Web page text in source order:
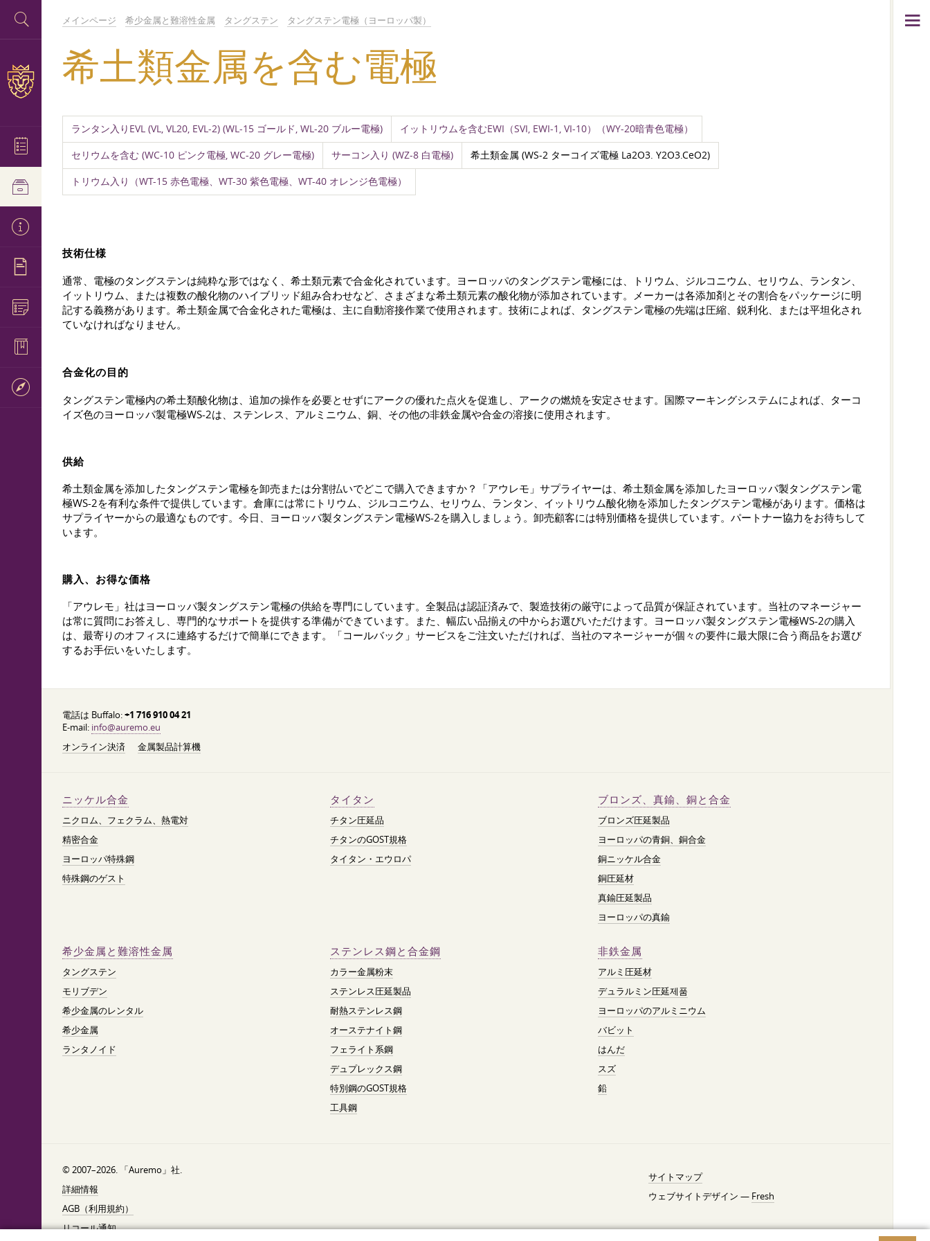
メインページ 希少金属と難溶性金属 タングステン タングステン電極（ヨーロッパ製）
希土類金属を含む電極
ランタン入りEVL (VL, VL20, EVL-2) (WL-15 ゴールド, WL-20 ブルー電極) イットリウムを含むEWI（SVI, EWI-1, VI-10）（WY-20暗青色電極）
セリウムを含む (WC-10 ピンク電極, WC-20 グレー電極) サーコン入り (WZ-8 白電極) 希土類金属 (WS-2 ターコイズ電極 La2O3. Y2O3.CeO2)
トリウム入り（WT-15 赤色電極、WT-30 紫色電極、WT-40 オレンジ色電極）
技術仕様
通常、電極のタングステンは純粋な形ではなく、希土類元素で合金化されています。ヨーロッパのタングステン電極には、トリウム、ジルコニウム、セリウム、ランタン、
イットリウム、または複数の酸化物のハイブリッド組み合わせなど、さまざまな希土類元素の酸化物が添加されています。メーカーは各添加剤とその割合をパッケージに明
記する義務があります。希土類金属で合金化された電極は、主に自動溶接作業で使用されます。技術によれば、タングステン電極の先端は圧縮、鋭利化、または平坦化され
ていなければなりません。
合金化の目的
タングステン電極内の希土類酸化物は、追加の操作を必要とせずにアークの優れた点火を促進し、アークの燃焼を安定させます。国際マーキングシステムによれば、ターコ
イズ色のヨーロッパ製電極WS-2は、ステンレス、アルミニウム、銅、その他の非鉄金属や合金の溶接に使用されます。
供給
希土類金属を添加したタングステン電極を卸売または分割払いでどこで購入できますか？「アウレモ」サプライヤーは、希土類金属を添加したヨーロッパ製タングステン電
極WS-2を有利な条件で提供しています。倉庫には常にトリウム、ジルコニウム、セリウム、ランタン、イットリウム酸化物を添加したタングステン電極があります。価格は
サプライヤーからの最適なものです。今日、ヨーロッパ製タングステン電極WS-2を購入しましょう。卸売顧客には特別価格を提供しています。パートナー協力をお待ちして
います。
購入、お得な価格
「アウレモ」社はヨーロッパ製タングステン電極の供給を専門にしています。全製品は認証済みで、製造技術の厳守によって品質が保証されています。当社のマネージャー
は常に質問にお答えし、専門的なサポートを提供する準備ができています。また、幅広い品揃えの中からお選びいただけます。ヨーロッパ製タングステン電極WS-2の購入
は、最寄りのオフィスに連絡するだけで簡単にできます。「コールバック」サービスをご注文いただければ、当社のマネージャーが個々の要件に最大限に合う商品をお選び
するお手伝いをいたします。
電話は Buffalo:+1 716 910 04 21
E-mail: info@auremo.eu
オンライン決済
金属製品計算機
ニッケル合金
ニクロム、フェクラム、熱電対
精密合金
ヨーロッパ特殊鋼
特殊鋼のゲスト
タイタン
チタン圧延品
チタンのGOST規格
タイタン・エウロパ
ブロンズ、真鍮、銅と合金
ブロンズ圧延製品
ヨーロッパの青銅、銅合金
銅ニッケル合金
銅圧延材
真鍮圧延製品
ヨーロッパの真鍮
希少金属と難溶性金属
タングステン
モリブデン
希少金属のレンタル
希少金属
ランタノイド
ステンレス鋼と合金鋼
カラー金属粉末
ステンレス圧延製品
耐熱ステンレス鋼
オーステナイト鋼
フェライト系鋼
デュプレックス鋼
特別鋼のGOST規格
工具鋼
非鉄金属
アルミ圧延材
デュラルミン圧延제품
ヨーロッパのアルミニウム
バビット
はんだ
スズ
鉛
© 2007–2026. 「Auremo」社.
詳細情報
AGB（利用規約）
リコール通知
サイトマップ
ウェブサイトデザイン — Fresh